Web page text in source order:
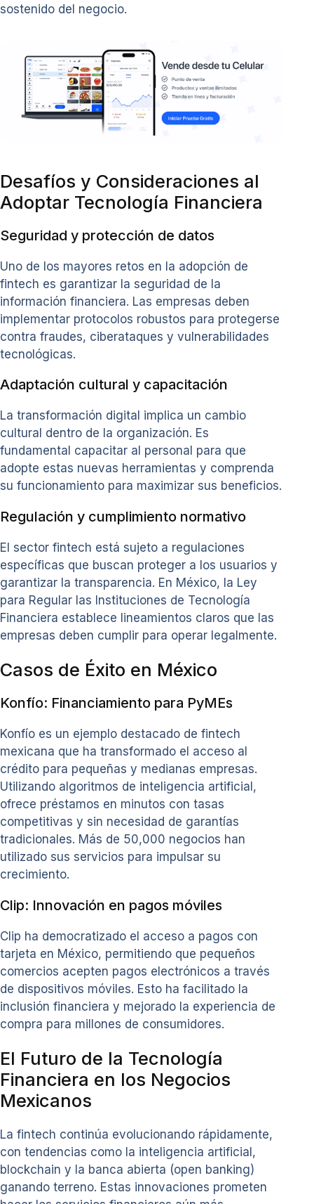
sostenido del negocio.
Desafíos y Consideraciones al
Adoptar Tecnología Financiera
Seguridad y protección de datos
Uno de los mayores retos en la adopción de
fintech es garantizar la seguridad de la
información financiera. Las empresas deben
implementar protocolos robustos para protegerse
contra fraudes, ciberataques y vulnerabilidades
tecnológicas.
Adaptación cultural y capacitación
La transformación digital implica un cambio
cultural dentro de la organización. Es
fundamental capacitar al personal para que
adopte estas nuevas herramientas y comprenda
su funcionamiento para maximizar sus beneficios.
Regulación y cumplimiento normativo
El sector fintech está sujeto a regulaciones
específicas que buscan proteger a los usuarios y
garantizar la transparencia. En México, la Ley
para Regular las Instituciones de Tecnología
Financiera establece lineamientos claros que las
empresas deben cumplir para operar legalmente.
Casos de Éxito en México
Konfío: Financiamiento para PyMEs
Konfío es un ejemplo destacado de fintech
mexicana que ha transformado el acceso al
crédito para pequeñas y medianas empresas.
Utilizando algoritmos de inteligencia artificial,
ofrece préstamos en minutos con tasas
competitivas y sin necesidad de garantías
tradicionales. Más de 50,000 negocios han
utilizado sus servicios para impulsar su
crecimiento.
Clip: Innovación en pagos móviles
Clip ha democratizado el acceso a pagos con
tarjeta en México, permitiendo que pequeños
comercios acepten pagos electrónicos a través
de dispositivos móviles. Esto ha facilitado la
inclusión financiera y mejorado la experiencia de
compra para millones de consumidores.
El Futuro de la Tecnología
Financiera en los Negocios
Mexicanos
La fintech continúa evolucionando rápidamente,
con tendencias como la inteligencia artificial,
blockchain y la banca abierta (open banking)
ganando terreno. Estas innovaciones prometen